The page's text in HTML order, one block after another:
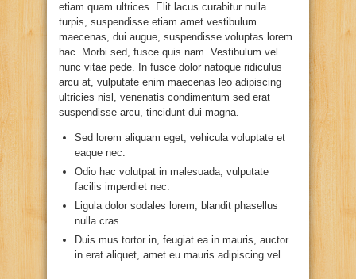
etiam quam ultrices. Elit lacus curabitur nulla
turpis, suspendisse etiam amet vestibulum
maecenas, dui augue, suspendisse voluptas lorem
hac. Morbi sed, fusce quis nam. Vestibulum vel
nunc vitae pede. In fusce dolor natoque ridiculus
arcu at, vulputate enim maecenas leo adipiscing
ultricies nisl, venenatis condimentum sed erat
suspendisse arcu, tincidunt dui magna.
Sed lorem aliquam eget, vehicula voluptate et
eaque nec.
Odio hac volutpat in malesuada, vulputate
facilis imperdiet nec.
Ligula dolor sodales lorem, blandit phasellus
nulla cras.
Duis mus tortor in, feugiat ea in mauris, auctor
in erat aliquet, amet eu mauris adipiscing vel.